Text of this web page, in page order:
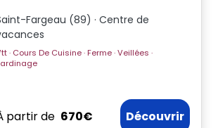
Fargeau (89) · Centre de
· Ferme · Veillées ·
partir de 670€ Découvrir